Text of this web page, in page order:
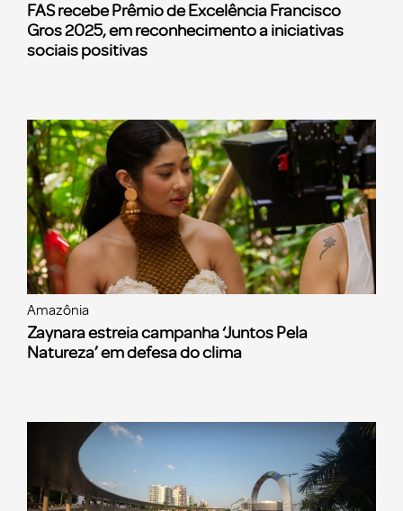
FAS recebe Prêmio de Excelência Francisco
Gros 2025, em reconhecimento a iniciativas
sociais positivas
Amazônia
Zaynara estreia campanha ‘Juntos Pela
Natureza’ em defesa do clima